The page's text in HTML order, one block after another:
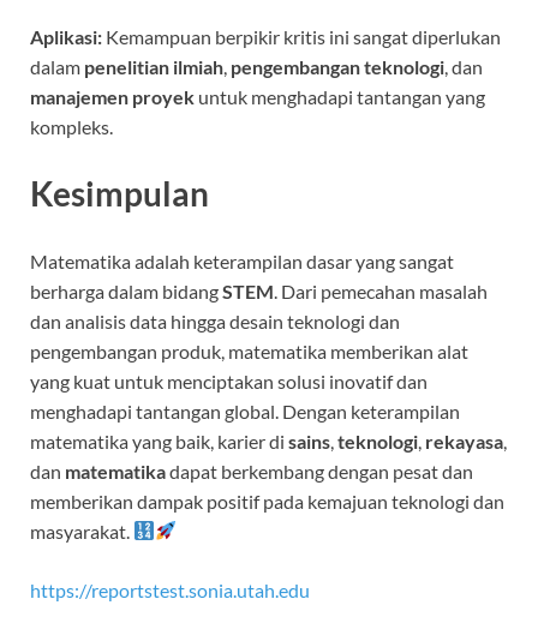
Aplikasi: Kemampuan berpikir kritis ini sangat diperlukan
dalam penelitian ilmiah, pengembangan teknologi, dan
manajemen proyek untuk menghadapi tantangan yang
kompleks.
Kesimpulan
Matematika adalah keterampilan dasar yang sangat
berharga dalam bidangSTEM . Dari pemecahan masalah
dan analisis data hingga desain teknologi dan
pengembangan produk, matematika memberikan alat
yang kuat untuk menciptakan solusi inovatif dan
menghadapi tantangan global. Dengan keterampilan
matematika yang baik, karier di sains teknologi rekayasa
dan matematikadapat berkembang dengan pesat dan
memberikan dampak positif pada kemajuan teknologi dan
masyarakat.
https://reportstest.sonia.utah.edu